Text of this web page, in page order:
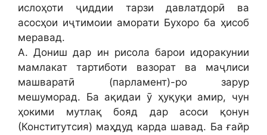
ислоҳоти ҷиддии тарзи давлатдорӣ ва
асосҳои иҷтимоии аморати Бухоро ба ҳисоб
меравад.
А. Дониш дар ин рисола барои идоракунии
мамлакат тартиботи вазорат ва маҷлиси
машваратӣ (парламент)-ро зарур
мешуморад. Ба ақидаи ӯ ҳуқуқи амир, чун
ҳокими мутлақ бояд дар асоси қонун
(Конститутсия) маҳдуд карда шавад. Ба ғайр